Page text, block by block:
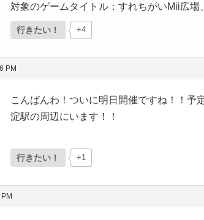
対象のゲームタイトル：すれちがいMii広
行きたい！ +4
PM
こんばんわ！ついに明日開催ですね！！予
淀駅の周辺にいます！！
行きたい！ +1